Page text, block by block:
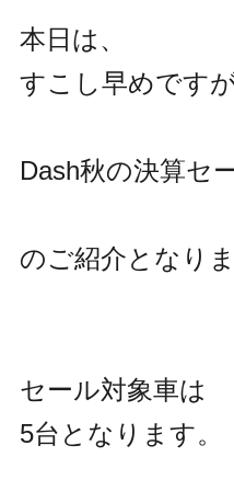
本日は、
すこし早めですが
Dash秋の決算セ
のご紹介となりま
セール対象車は
5台となります。